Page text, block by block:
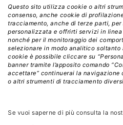
Modalità di acquisto e
Diritto di
Privacy
Termini e